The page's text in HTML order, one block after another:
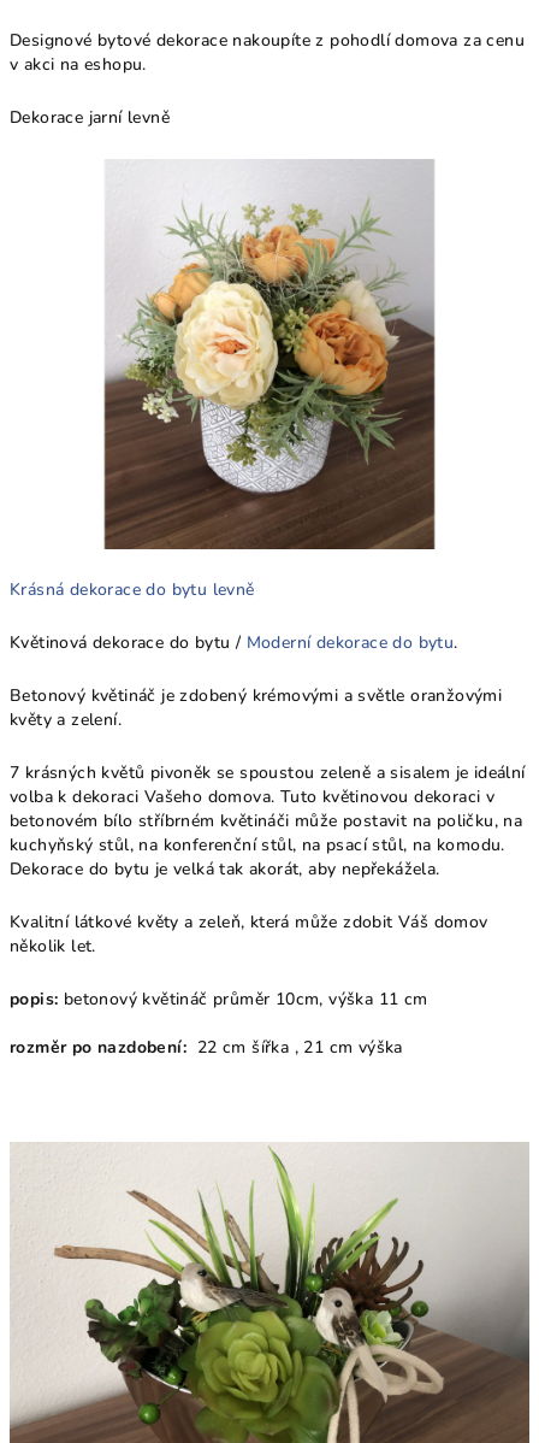
Designové bytové dekorace nakoupíte z pohodlí domova za cenu
v akci na eshopu.
Dekorace jarní levně
Krásná dekorace do bytu levně
Květinová dekorace do bytu / Moderní dekorace do bytu.
Betonový květináč je zdobený krémovými a světle oranžovými
květy a zelení.
7 krásných květů pivoněk se spoustou zeleně a sisalem je ideální
volba k dekoraci Vašeho domova. Tuto květinovou dekoraci v
betonovém bílo stříbrném květináči může postavit na poličku, na
kuchyňský stůl, na konferenční stůl, na psací stůl, na komodu.
Dekorace do bytu je velká tak akorát, aby nepřekážela.
Kvalitní látkové květy a zeleň, která může zdobit Váš domov
několik let.
popis: betonový květináč průměr 10cm, výška 11 cm
rozměr po nazdobení: 22 cm šířka , 21 cm výška